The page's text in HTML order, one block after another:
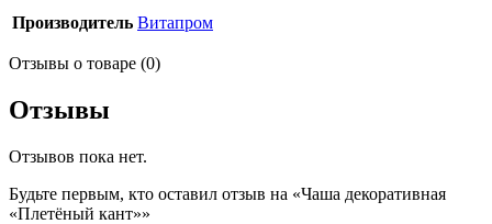
Производитель Витапром
Отзывы о товаре (0)
Отзывы
Отзывов пока нет.
Будьте первым, кто оставил отзыв на «Чаша декоративная
«Плетёный кант»»